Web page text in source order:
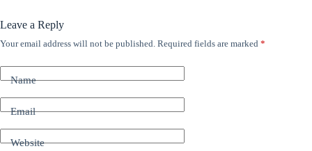
Leave a Reply
Your email address will not be published. Required fields are marked *
Name
Email
Website